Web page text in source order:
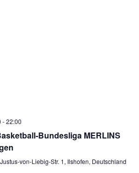
-22:00
Bundesliga MERLINS
Justus-von-Liebig-Str. 1, Ilshofen, Deutschland